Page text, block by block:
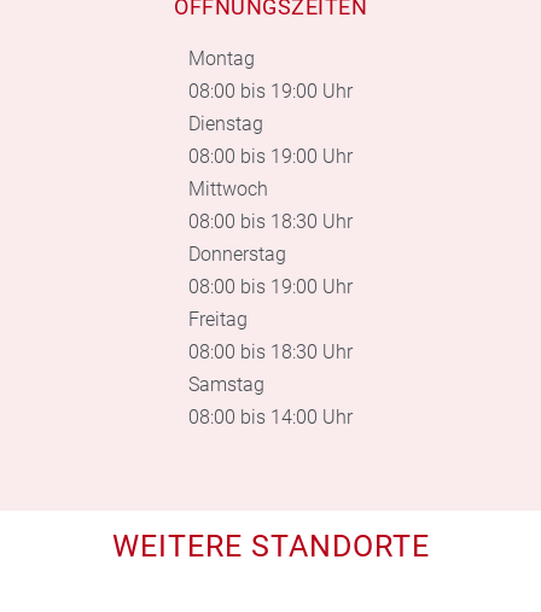
ÖFFNUNGSZEITEN
Montag
08:00 bis 19:00 Uhr
Dienstag
08:00 bis 19:00 Uhr
Mittwoch
08:00 bis 18:30 Uhr
Donnerstag
08:00 bis 19:00 Uhr
Freitag
08:00 bis 18:30 Uhr
Samstag
08:00 bis 14:00 Uhr
WEITERE STANDORTE